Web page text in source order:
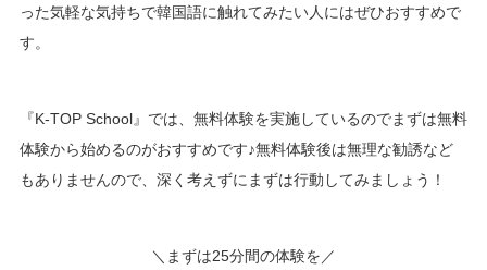
った気軽な気持ちで韓国語に触れてみたい人にはぜひおすすめで
す。
『K-TOP School』では、無料体験を実施しているのでまずは無料
体験から始めるのがおすすめです♪無料体験後は無理な勧誘など
もありませんので、深く考えずにまずは行動してみましょう！
＼まずは25分間の体験を／